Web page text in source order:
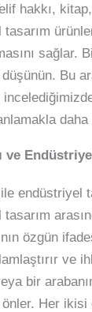
hakkı,
sağlar.
Bu
ve
ile endüstriyel
özgün
ve
bir
önler. Her